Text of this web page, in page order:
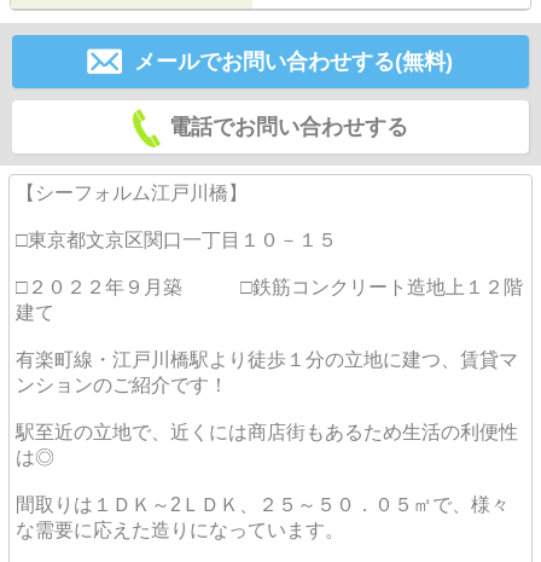
メールでお問い合わせする(無料)
電話でお問い合わせする
【シーフォルム江戸川橋】
□東京都文京区関口一丁目１０－１５
□２０２２年９月築 □鉄筋コンクリート造地上１２階
建て
有楽町線・江戸川橋駅より徒歩１分の立地に建つ、賃貸マ
ンションのご紹介です！
駅至近の立地で、近くには商店街もあるため生活の利便性
は◎
間取りは１ＤＫ～2ＬＤＫ、２５～５０．０５㎡で、様々
な需要に応えた造りになっています。